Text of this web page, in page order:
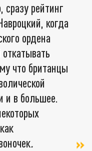
сразу рейтинг
когда
ордена
что британцы
и в большее.
.